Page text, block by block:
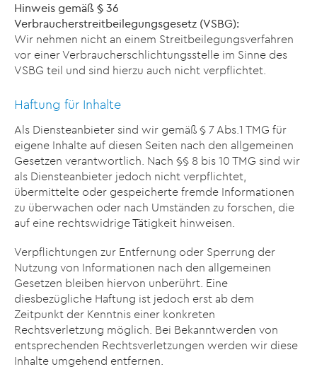
Hinweis gemäß § 36
Verbraucherstreitbeilegungsgesetz (VSBG):
Wir nehmen nicht an einem Streitbeilegungsverfahren
vor einer Verbraucherschlichtungsstelle im Sinne des
VSBG teil und sind hierzu auch nicht verpflichtet.
Haftung für Inhalte
Als Diensteanbieter sind wir gemäß § 7 Abs.1 TMG für
eigene Inhalte auf diesen Seiten nach den allgemeinen
Gesetzen verantwortlich. Nach §§ 8 bis 10 TMG sind wir
als Diensteanbieter jedoch nicht verpflichtet,
übermittelte oder gespeicherte fremde Informationen
zu überwachen oder nach Umständen zu forschen, die
auf eine rechtswidrige Tätigkeit hinweisen.
Verpflichtungen zur Entfernung oder Sperrung der
Nutzung von Informationen nach den allgemeinen
Gesetzen bleiben hiervon unberührt. Eine
diesbezügliche Haftung ist jedoch erst ab dem
Zeitpunkt der Kenntnis einer konkreten
Rechtsverletzung möglich. Bei Bekanntwerden von
entsprechenden Rechtsverletzungen werden wir diese
Inhalte umgehend entfernen.